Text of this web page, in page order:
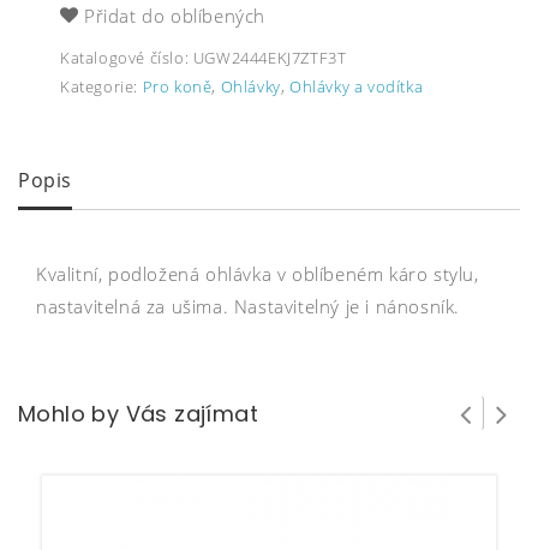
Přidat do oblíbených
Katalogové číslo: UGW2444EKJ7ZTF3T
Kategorie: Pro koně, Ohlávky,Ohlávky a vodítka
Popis
Kvalitní, podložená ohlávka v oblíbeném káro stylu,
nastavitelná za ušima. Nastavitelný je i nánosník.
Mohlo by Vás zajímat